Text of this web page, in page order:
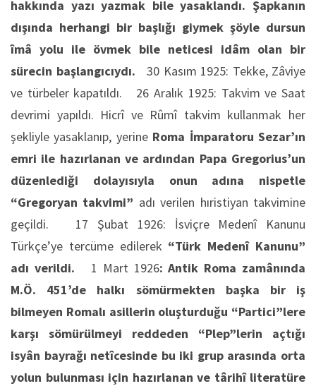
hakkında yazı yazmak bile yasaklandı. Şapkanın
dışında herhangi bir başlığı giymek şöyle dursun
îmâ yolu ile övmek bile neticesi idâm olan bir
sürecin başlangıcıydı. 30 Kasım 1925: Tekke, Zâviye
ve türbeler kapatıldı. 26 Aralık 1925: Takvim ve Saat
devrimi yapıldı. Hicrî ve Rûmî takvim kullanmak her
şekliyle yasaklanıp, yerine Roma İmparatoru Sezar’ın
emri ile hazırlanan ve ardından Papa Gregorius’un
düzenlediği dolayısıyla onun adına nispetle
“Gregoryan takvimi” adı verilen hıristiyan takvimine
geçildi. 17 Şubat 1926: İsviçre Medenî Kanunu
Türkçe’ye tercüme edilerek “Türk Medenî Kanunu”
adı verildi. 1 Mart 1926: Antik Roma zamânında
M.Ö. 451’de halkı sömürmekten başka bir iş
bilmeyen Romalı asillerin oluşturduğu “Partici”lere
karşı sömürülmeyi reddeden “Plep”lerin açtığı
isyân bayrağı netîcesinde bu iki grup arasında orta
yolun bulunması için hazırlanan ve târihî literatüre